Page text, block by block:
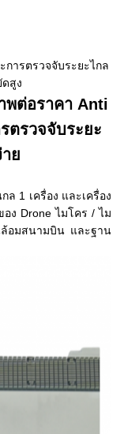
การตรวจจับระยะไกล
สูง
พต่อราคา Anti
ตรวจจับระยะ
ย
ล 1 เครื่อง และเครื่อง
ง Drone ไมโคร / ไม
อมสนามบิน และฐาน